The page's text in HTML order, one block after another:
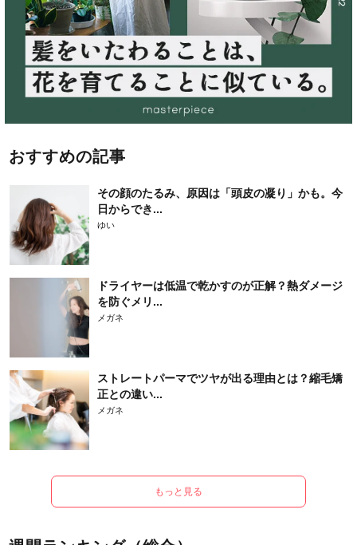
おすすめの記事
その顔のたるみ、原因は「頭皮の凝り」かも。今
日からでき...
ゆい
ドライヤーは低温で乾かすのが正解？熱ダメージ
を防ぐメリ...
メガネ
ストレートパーマでツヤが出る理由とは？縮毛矯
正との違い...
メガネ
もっと見る